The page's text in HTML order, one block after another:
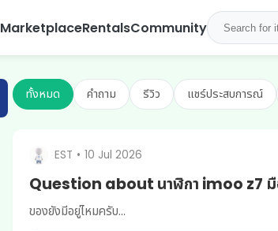
MarketplaceRentalsCommunity
ทั้งหมด คำถาม รีวิว แชร์ประสบการณ์
EST • 10 Jul 2026
Question about นาฬิกา imoo z7 มื
ของยังมีอยู่ไหมครับ...